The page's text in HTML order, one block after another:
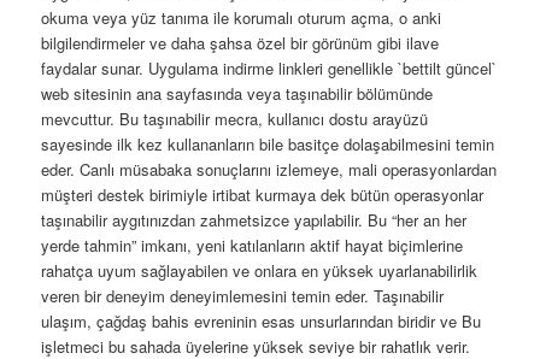
okuma veya yüz tanıma ile korumalı oturum açma, o anki
bilgilendirmeler ve daha şahsa özel bir görünüm gibi ilave
faydalar sunar. Uygulama indirme linkleri genellikle `bettilt güncel`
web sitesinin ana sayfasında veya taşınabilir bölümünde
mevcuttur. Bu taşınabilir mecra, kullanıcı dostu arayüzü
sayesinde ilk kez kullananların bile basitçe dolaşabilmesini temin
eder. Canlı müsabaka sonuçlarını izlemeye, mali operasyonlardan
müşteri destek birimiyle irtibat kurmaya dek bütün operasyonlar
taşınabilir aygıtınızdan zahmetsizce yapılabilir. Bu “her an her
yerde tahmin” imkanı, yeni katılanların aktif hayat biçimlerine
rahatça uyum sağlayabilen ve onlara en yüksek uyarlanabilirlik
veren bir deneyim deneyimlemesini temin eder. Taşınabilir
ulaşım, çağdaş bahis evreninin esas unsurlarından biridir ve Bu
işletmeci bu sahada üyelerine yüksek seviye bir rahatlık verir.